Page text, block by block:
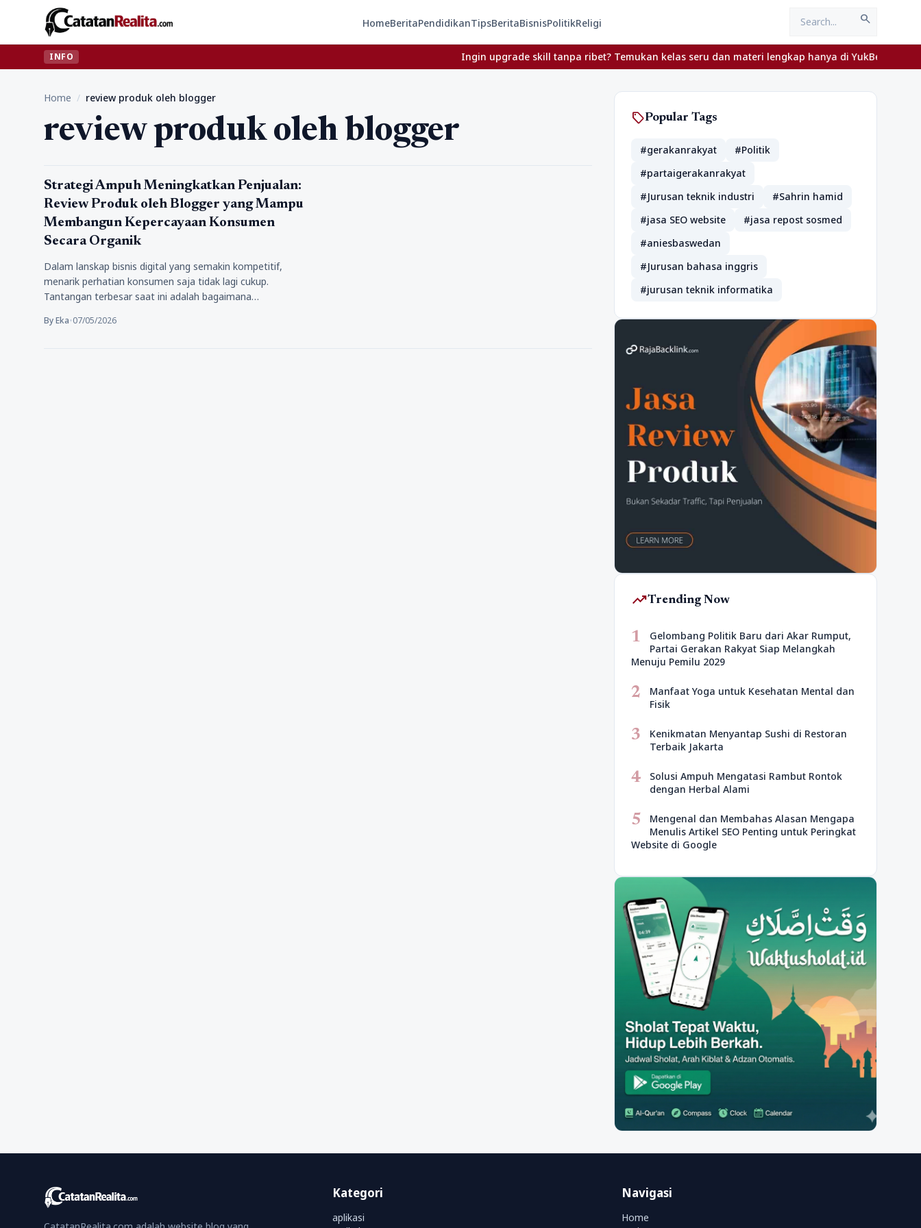
HomeBeritaPendidikanTipsBeritaBisnisPolitikReligi search
INFO Ingin upgrade skill tanpa ribet? Temukan kelas seru dan materi lengkap hanya di YukBelajar.com.
Home / review produk oleh blogger
review produk oleh blogger
Tips
Strategi Ampuh Meningkatkan Penjualan:
Review Produk oleh Blogger yang Mampu
Membangun Kepercayaan Konsumen
Secara Organik
Dalam lanskap bisnis digital yang semakin kompetitif,
menarik perhatian konsumen saja tidak lagi cukup.
Tantangan terbesar saat ini adalah bagaimana…
By Eka•07/05/2026
sellPopular Tags
#gerakanrakyat
#Politik
#partaigerakanrakyat
#Jurusan teknik industri
#Sahrin hamid
#jasa SEO website
#jasa repost sosmed
#aniesbaswedan
#Jurusan bahasa inggris
#jurusan teknik informatika
trending_upTrending Now
1
Gelombang Politik Baru dari Akar Rumput,
Partai Gerakan Rakyat Siap Melangkah
Menuju Pemilu 2029
2
Manfaat Yoga untuk Kesehatan Mental dan
Fisik
3
Kenikmatan Menyantap Sushi di Restoran
Terbaik Jakarta
4
Solusi Ampuh Mengatasi Rambut Rontok
dengan Herbal Alami
5
Mengenal dan Membahas Alasan Mengapa
Menulis Artikel SEO Penting untuk Peringkat
Website di Google
Kategori
aplikasi
Navigasi
Home